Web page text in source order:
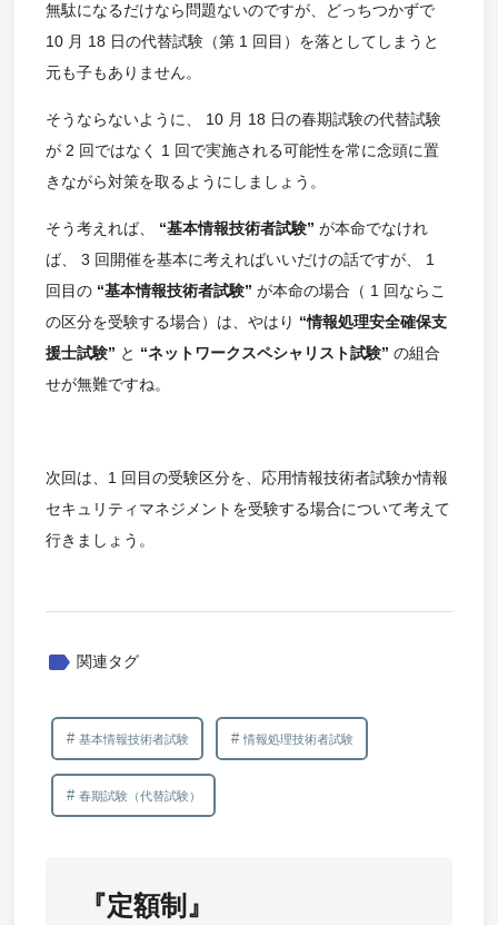
無駄になるだけなら問題ないのですが、どっちつかずで
10 月 18 日の代替試験（第 1 回目）を落としてしまうと
元も子もありません。
そうならないように、 10 月 18 日の春期試験の代替試験
が 2 回ではなく 1 回で実施される可能性を常に念頭に置
きながら対策を取るようにしましょう。
そう考えれば、 “基本情報技術者試験” が本命でなけれ
ば、 3 回開催を基本に考えればいいだけの話ですが、 1
回目の “基本情報技術者試験” が本命の場合（ 1 回ならこ
の区分を受験する場合）は、やはり “情報処理安全確保支
援士試験” と “ネットワークスペシャリスト試験” の組合
せが無難ですね。
次回は、1 回目の受験区分を、応用情報技術者試験か情報
セキュリティマネジメントを受験する場合について考えて
行きましょう。
label 関連タグ
基本情報技術者試験 情報処理技術者試験
春期試験（代替試験）
『定額制』